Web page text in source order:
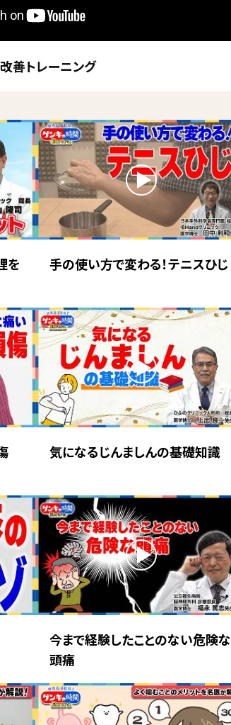
善トレーニング
を
手の使い方で変わる！テニスひじ
気になるじんましんの基礎知識
今まで経験したことのない危険な
頭痛